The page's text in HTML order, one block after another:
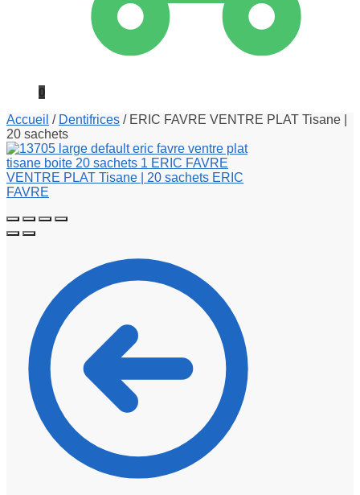
0
Accueil / Dentifrices / ERIC FAVRE VENTRE PLAT Tisane |
20 sachets